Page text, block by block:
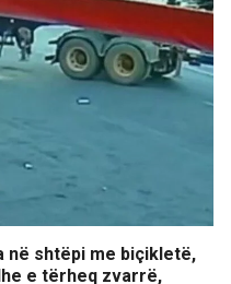
në shtëpi me biçikletë,
e tërheq zvarrë,